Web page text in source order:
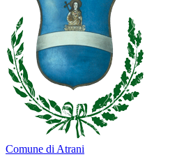
Comune di Atrani